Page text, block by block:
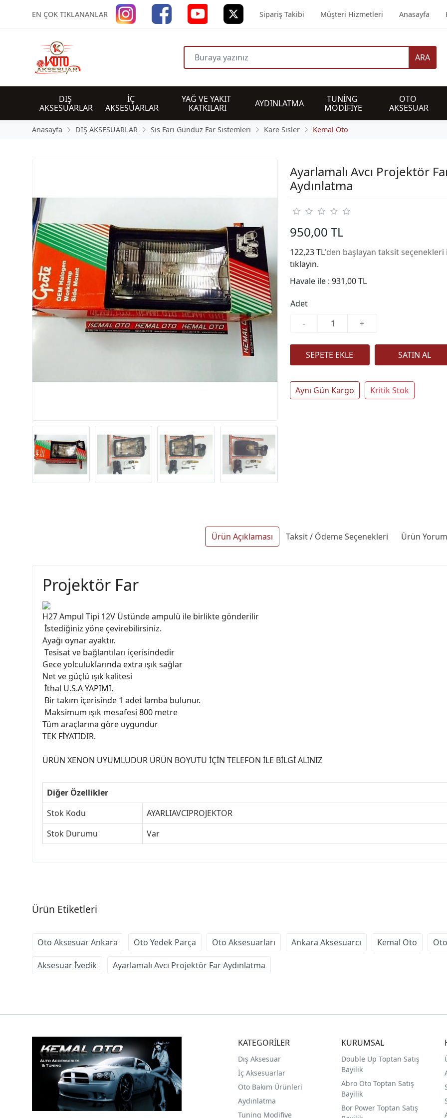
EN ÇOK TIKLANANLAR Sipariş Takibi Müşteri Hizmetleri Anasayfa
ARA
DIŞ
AKSESUARLAR
İÇ
AKSESUARLAR
YAĞ VE YAKIT
KATKILARI
AYDINLATMA
TUNİNG
MODİFİYE
OTO
AKSESUAR
Anasayfa DIŞ AKSESUARLAR Sis Farı Gündüz Far Sistemleri Kare Sisler Kemal Oto
Ayarlamalı Avcı Projektör
Aydınlatma
950,00 TL
122,23 TL'den başlayan taksit seçenekleri
tıklayın.
Havale ile : 931,00 TL
Adet
-
+
Aynı Gün Kargo Kritik Stok
Ürün Açıklaması Taksit / Ödeme Seçenekleri Ürün
Projektör Far
H27 Ampul Tipi 12V Üstünde ampulü ile birlikte gönderilir
İstediğiniz yöne çevirebilirsiniz.
Ayağı oynar ayaktır.
Tesisat ve bağlantıları içerisindedir
Gece yolculuklarında extra ışık sağlar
Net ve güçlü ışık kalitesi
İthal U.S.A YAPIMI.
Bir takım içerisinde 1 adet lamba bulunur.
Maksimum ışık mesafesi 800 metre
Tüm araçlarına göre uygundur
TEK FİYATIDIR.
ÜRÜN XENON UYUMLUDUR ÜRÜN BOYUTU İÇİN TELEFON İLE BİLGİ ALINIZ
Diğer Özellikler
Stok Kodu
AYARLIAVCIPROJEKTOR
Stok Durumu
Var
Ürün Etiketleri
Oto Aksesuar Ankara Oto Yedek Parça Oto Aksesuarları Ankara Aksesuarcı Kemal Oto
Aksesuar İvedik Ayarlamalı Avcı Projektör Far Aydınlatma
KATEGORİLER
Dış Aksesuar
İç Aksesuarlar
Oto Bakım Ürünleri
Aydınlatma
Tuning Modifiye
KURUMSAL
Double Up Toptan Satış
Bayilik
Abro Oto Toptan Satış
Bayilik
Bor Power Toptan Satış